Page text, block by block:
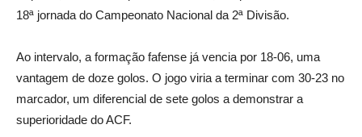
18ª jornada do Campeonato Nacional da 2ª Divisão.
Ao intervalo, a formação fafense já vencia por 18-06, uma
vantagem de doze golos. O jogo viria a terminar com 30-23 no
marcador, um diferencial de sete golos a demonstrar a
superioridade do ACF.